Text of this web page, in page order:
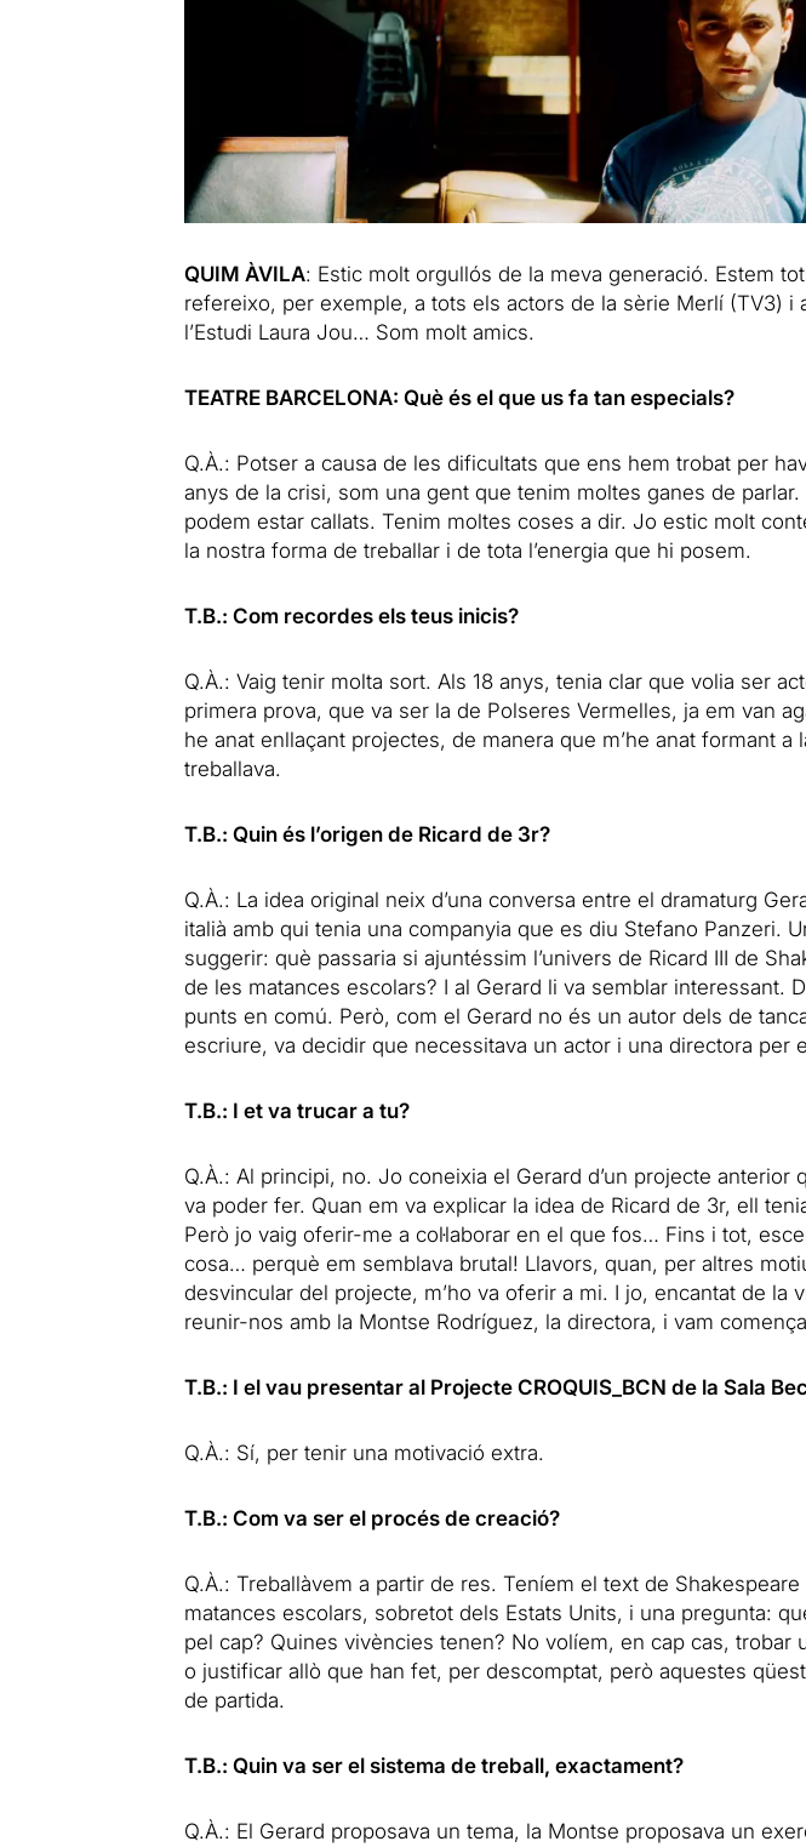
QUIM ÀVILA: Estic molt orgullós de la meva generació. Estem
refereixo, per exemple, a tots els actors de la sèrie Merlí (TV3) i
l’Estudi Laura Jou… Som molt amics.
TEATRE BARCELONA: Què és el que us fa tan especials?
Q.À.: Potser a causa de les dificultats que ens hem trobat per
anys de la crisi, som una gent que tenim moltes ganes de parlar.
podem estar callats. Tenim moltes coses a dir. Jo estic molt
la nostra forma de treballar i de tota l’energia que hi posem.
T.B.: Com recordes els teus inicis?
Q.À.: Vaig tenir molta sort. Als 18 anys, tenia clar que volia ser
primera prova, que va ser la de Polseres Vermelles, ja em van
he anat enllaçant projectes, de manera que m’he anat formant a
treballava.
T.B.: Quin és l’origen de Ricard de 3r?
Q.À.: La idea original neix d’una conversa entre el dramaturg
italià amb qui tenia una companyia que es diu Stefano Panzeri.
suggerir: què passaria si ajuntéssim l’univers de Ricard III de
de les matances escolars? I al Gerard li va semblar interessant.
punts en comú. Però, com el Gerard no és un autor dels de
escriure, va decidir que necessitava un actor i una directora per
T.B.: I et va trucar a tu?
Q.À.: Al principi, no. Jo coneixia el Gerard d’un projecte anterior
va poder fer. Quan em va explicar la idea de Ricard de 3r, ell
Però jo vaig oferir-me a col·laborar en el que fos… Fins i tot,
cosa… perquè em semblava brutal! Llavors, quan, per altres
desvincular del projecte, m’ho va oferir a mi. I jo, encantat de la
reunir-nos amb la Montse Rodríguez, la directora, i vam
T.B.: I el vau presentar al Projecte CROQUIS_BCN de la Sala
Q.À.: Sí, per tenir una motivació extra.
T.B.: Com va ser el procés de creació?
Q.À.: Treballàvem a partir de res. Teníem el text de
matances escolars, sobretot dels Estats Units, i una pregunta:
pel cap? Quines vivències tenen? No volíem, en cap cas, trobar
o justificar allò que han fet, per descomptat, però aquestes
de partida.
T.B.: Quin va ser el sistema de treball, exactament?
Q.À.: El Gerard proposava un tema, la Montse proposava un